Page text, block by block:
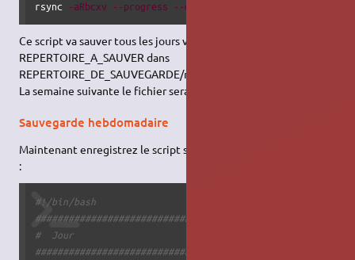
rsync -aRbcxv --progress --delete
Ce script va sauver tous les jours votre
REPERTOIRE_A_SAUVER dans
REPERTOIRE_DE_SAUVEGARDE/nom_du_jour_de_la_semaine.
La semaine suivante le fichier sera écrasé par le rsync suivant.
Sauvegarde hebdomadaire
Maintenant enregistrez le script suivant dans /etc/cron.weekly
:
#!/bin/bash
###################################
#  Jour
###################################